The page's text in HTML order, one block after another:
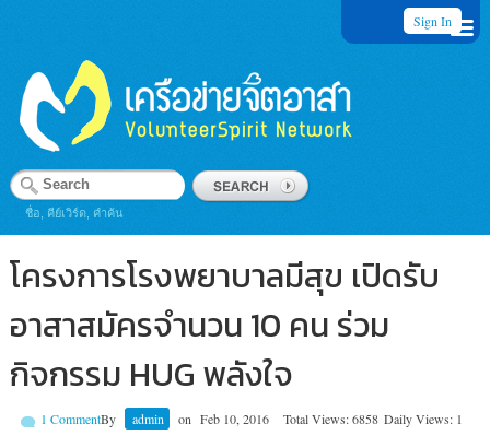
Sign In
ชื่อ, คีย์เวิร์ด, คำค้น
โครงการโรงพยาบาลมีสุข เปิดรับ
อาสาสมัครจำนวน 10 คน ร่วม
กิจกรรม HUG พลังใจ
By admin on Feb 10, 2016 Total Views: 6858 Daily Views: 1
1 Comment